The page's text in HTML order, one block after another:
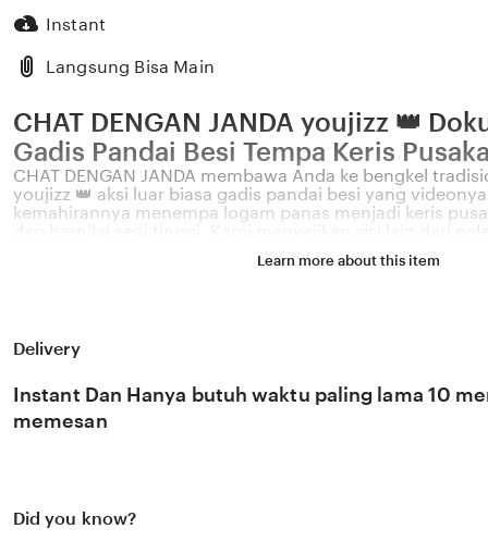
Instant
Langsung Bisa Main
CHAT DENGAN JANDA youjizz 👑
Gadis Pandai Besi Tempa Keris
CHAT DENGAN JANDA membawa Anda ke bengkel
youjizz 👑 aksi luar biasa gadis pandai besi yang
kemahirannya menempa logam panas menjadi keris
menggabungkan antara estetika visual, kekuatan fisik,
berbagai kondisi jaringan internet apa pun. Fitur
kami memudahkan Anda menemukan video spesifik
mendapatkan asupan konten Indo viral yang orisinal
Learn more about this item
Delivery
Instant Dan Hanya butuh waktu paling lama 10
memesan
Did you know?